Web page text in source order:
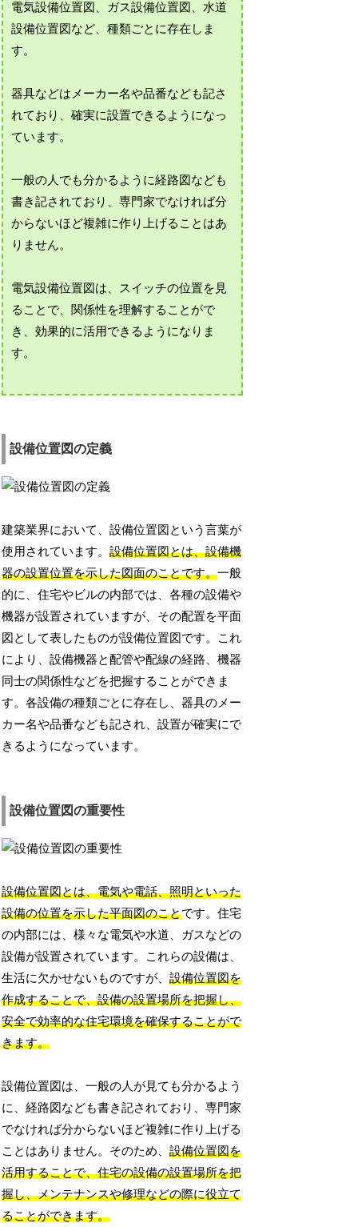
電気設備位置図、ガス設備位置図、水道
設備位置図など、種類ごとに存在しま
す。
器具などはメーカー名や品番なども記さ
れており、確実に設置できるようになっ
ています。
一般の人でも分かるように経路図なども
書き記されており、専門家でなければ分
からないほど複雑に作り上げることはあ
りません。
電気設備位置図は、スイッチの位置を見
ることで、関係性を理解することがで
き、効果的に活用できるようになりま
す。
設備位置図の定義
建築業界において、設備位置図という言葉が
使用されています。設備位置図とは、設備機
器の設置位置を示した図面のことです。一般
的に、住宅やビルの内部では、各種の設備や
機器が設置されていますが、その配置を平面
図として表したものが設備位置図です。これ
により、設備機器と配管や配線の経路、機器
同士の関係性などを把握することができま
す。各設備の種類ごとに存在し、器具のメー
カー名や品番なども記され、設置が確実にで
きるようになっています。
設備位置図の重要性
設備位置図とは、電気や電話、照明といった
設備の位置を示した平面図のことです。住宅
の内部には、様々な電気や水道、ガスなどの
設備が設置されています。これらの設備は、
生活に欠かせないものですが、設備位置図を
作成することで、設備の設置場所を把握し、
安全で効率的な住宅環境を確保することがで
きます。
設備位置図は、一般の人が見ても分かるよう
に、経路図なども書き記されており、専門家
でなければ分からないほど複雑に作り上げる
ことはありません。そのため、設備位置図を
活用することで、住宅の設備の設置場所を把
握し、メンテナンスや修理などの際に役立て
ることができます。